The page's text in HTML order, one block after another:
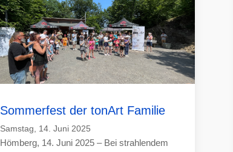
Sommerfest der tonArt Familie
Samstag, 14. Juni 2025
Hömberg, 14. Juni 2025 – Bei strahlendem